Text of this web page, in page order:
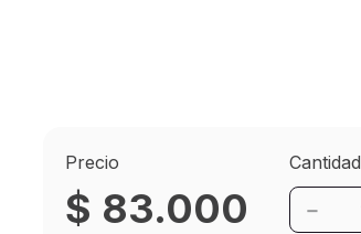
Precio
$ 83.000
Cantidad
－